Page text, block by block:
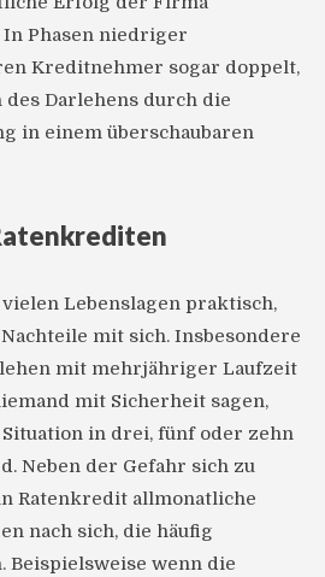
In Phasen niedriger
Kreditnehmer sogar doppelt,
des Darlehens durch die
in einem überschaubaren
Lebenslagen praktisch,
mit sich. Insbesondere
mit mehrjähriger Laufzeit
mit Sicherheit sagen,
in drei, fünf oder zehn
Neben der Gefahr sich zu
Ratenkredit allmonatliche
nach sich, die häufig
Beispielsweise wenn die